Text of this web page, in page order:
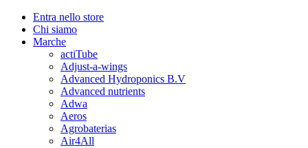
Entra nello store
Chi siamo
Marche
actiTube
Adjust-a-wings
Advanced Hydroponics B.V
Advanced nutrients
Adwa
Aeros
Agrobaterias
Air4All